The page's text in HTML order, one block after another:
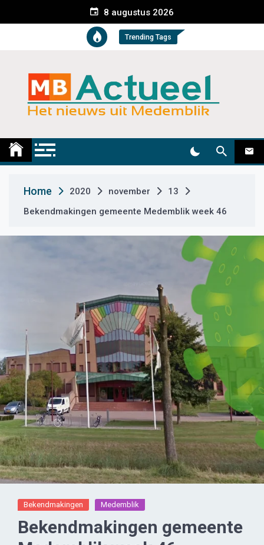
e
t
8 augustus 2026
Trending Tags
Medemblik Actueel
Home 2020 november
13
Bekendmakingen gemeente Medemblik week 46
Bekendmakingen Medemblik
Bekendmakingen gemeente